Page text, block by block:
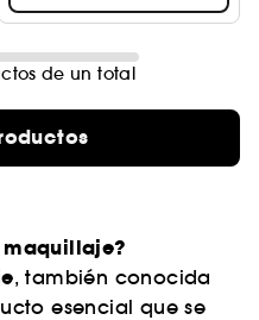
de un total
maquillaje?
, también conocida
esencial que se